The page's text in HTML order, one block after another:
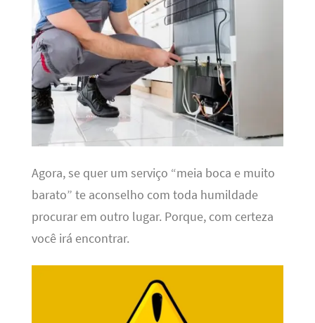
Agora, se quer um serviço “meia boca e muito
barato” te aconselho com toda humildade
procurar em outro lugar. Porque, com certeza
você irá encontrar.